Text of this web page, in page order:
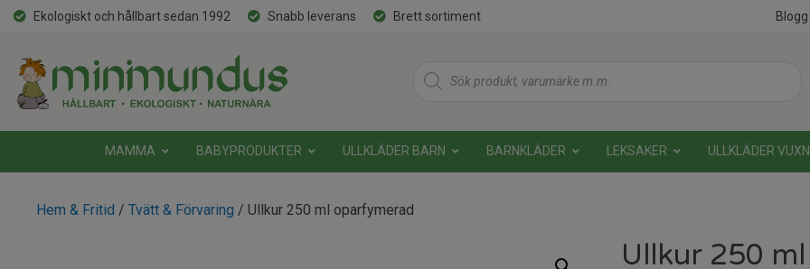
Ekologiskt och hållbart sedan 1992 Snabb leverans Brett sortiment Blogg
Products
search
MAMMA BABYPRODUKTER ULLKLÄDER BARN BARNKLÄDER LEKSAKER ULLKLÄDER
Hem & Fritid / Tvätt & Förvaring / Ullkur 250 ml oparfymerad
Ullkur 250